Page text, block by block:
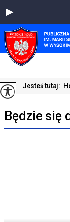
Jesteś tutaj:
Będzie się